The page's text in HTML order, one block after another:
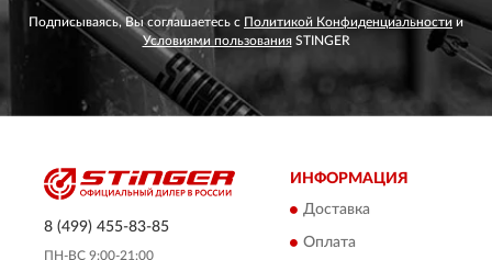
Подписываясь, Вы соглашаетесь с Политикой Конфиденциальности и
Условиями пользованияSTINGER
8 (499) 455-83-85
ПН-ВС 9:00-21:00
ИНФОРМАЦИЯ
Доставка
Оплата